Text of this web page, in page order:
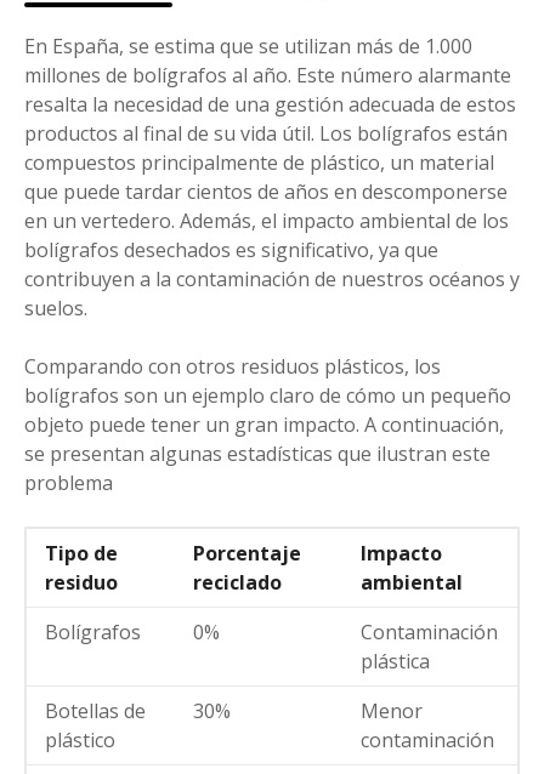
En España, se estima que se utilizan más de 1.000
millones de bolígrafos al año. Este número alarmante
resalta la necesidad de una gestión adecuada de estos
productos al final de su vida útil. Los bolígrafos están
compuestos principalmente de plástico, un material
que puede tardar cientos de años en descomponerse
en un vertedero. Además, el impacto ambiental de los
bolígrafos desechados es significativo, ya que
contribuyen a la contaminación de nuestros océanos y
suelos.
Comparando con otros residuos plásticos, los
bolígrafos son un ejemplo claro de cómo un pequeño
objeto puede tener un gran impacto. A continuación,
se presentan algunas estadísticas que ilustran este
problema
Tipo de
residuo
Porcentaje
reciclado
Impacto
ambiental
Bolígrafos
0%
Contaminación
plástica
Botellas de
plástico
30%
Menor
contaminación